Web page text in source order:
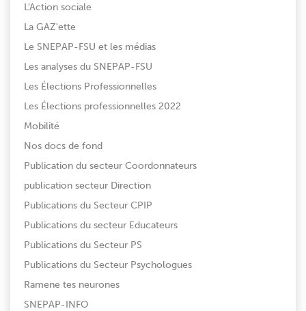
L'Action sociale
La GAZ'ette
Le SNEPAP-FSU et les médias
Les analyses du SNEPAP-FSU
Les Élections Professionnelles
Les Élections professionnelles 2022
Mobilité
Nos docs de fond
Publication du secteur Coordonnateurs
publication secteur Direction
Publications du Secteur CPIP
Publications du secteur Educateurs
Publications du Secteur PS
Publications du Secteur Psychologues
Ramene tes neurones
SNEPAP-INFO